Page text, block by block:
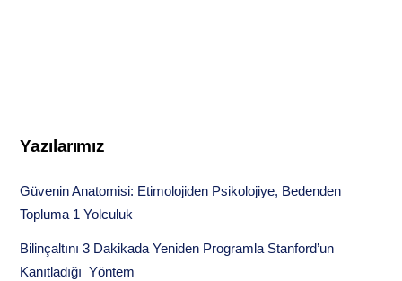
Yazılarımız
Güvenin Anatomisi: Etimolojiden Psikolojiye, Bedenden
Topluma 1 Yolculuk
Bilinçaltını 3 Dakikada Yeniden Programla Stanford’un
Kanıtladığı Yöntem